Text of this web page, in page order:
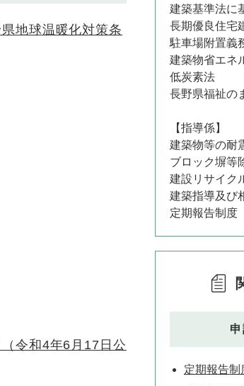
地球温暖化対策条
令和4年6月17日公
建築基準法に
長期優良住宅
駐車場附置義
建築物省エネ
低炭素法
長野県福祉の
【指導係】
建築物等の耐
ブロック塀等
建設リサイク
建築指導及び
定期報告制度
定期報告制